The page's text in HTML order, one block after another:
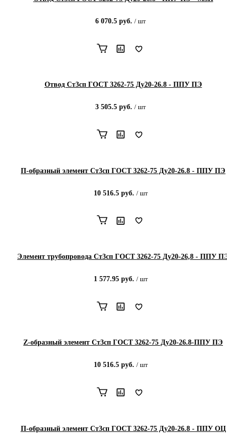
6 070.5 руб. / шт
Отвод Ст3сп ГОСТ 3262-75 Ду20-26.8 - ППУ ПЭ
3 505.5 руб. / шт
П-образный элемент Ст3сп ГОСТ 3262-75 Ду20-26.8 - ППУ ПЭ
10 516.5руб. / шт
Элемент трубопровода Ст3сп ГОСТ 3262-75 Ду20-26,8 - ППУ
1 577.95руб. / шт
Z-образный элемент Ст3сп ГОСТ 3262-75 Ду20-26.8-ППУ ПЭ
10 516.5руб. / шт
П-образный элемент Ст3сп ГОСТ 3262-75 Ду20-26.8 - ППУ ОЦ